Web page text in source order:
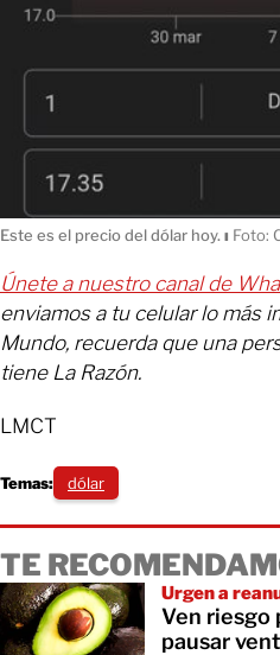
Este es el precio del dólar hoy. ı Foto:
Únete a nuestro canal de
enviamos a tu celular lo más
Mundo, recuerda que una
tiene La Razón.
LMCT
Temas: dólar
TE
Urgen a
Ven riesgo
pausar